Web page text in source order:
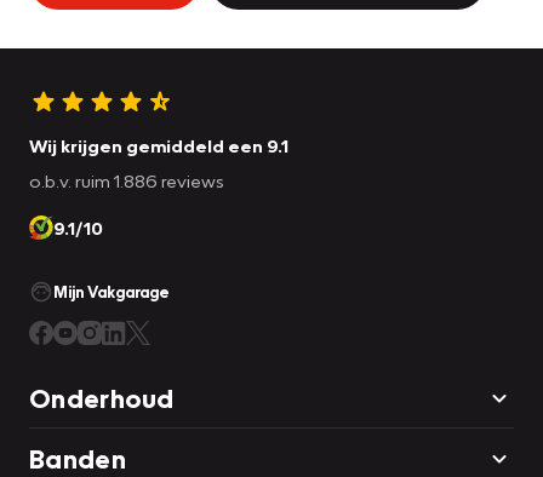
Wij krijgen gemiddeld een 9.1
o.b.v. ruim 1.886 reviews
9.1/10
Mijn Vakgarage
Onderhoud
Banden